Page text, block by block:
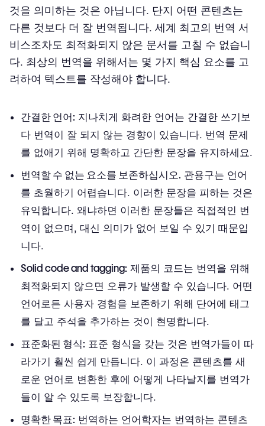
것을 의미하는 것은 아닙니다. 단지 어떤 콘텐츠는
다른 것보다 더 잘 번역됩니다. 세계 최고의 번역 서
비스조차도 최적화되지 않은 문서를 고칠 수 없습니
다. 최상의 번역을 위해서는 몇 가지 핵심 요소를 고
려하여 텍스트를 작성해야 합니다.
간결한 언어: 지나치게 화려한 언어는 간결한 쓰기보
다 번역이 잘 되지 않는 경향이 있습니다. 번역 문제
를 없애기 위해 명확하고 간단한 문장을 유지하세요.
번역할 수 없는 요소를 보존하십시오. 관용구는 언어
를 초월하기 어렵습니다. 이러한 문장을 피하는 것은
유익합니다. 왜냐하면 이러한 문장들은 직접적인 번
역이 없으며, 대신 의미가 없어 보일 수 있기 때문입
니다.
Solid code and tagging: 제품의 코드는 번역을 위해
최적화되지 않으면 오류가 발생할 수 있습니다. 어떤
언어로든 사용자 경험을 보존하기 위해 단어에 태그
를 달고 주석을 추가하는 것이 현명합니다.
표준화된 형식: 표준 형식을 갖는 것은 번역가들이 따
라가기 훨씬 쉽게 만듭니다. 이 과정은 콘텐츠를 새
로운 언어로 변환한 후에 어떻게 나타날지를 번역가
들이 알 수 있도록 보장합니다.
명확한 목표: 번역하는 언어학자는 번역하는 콘텐츠